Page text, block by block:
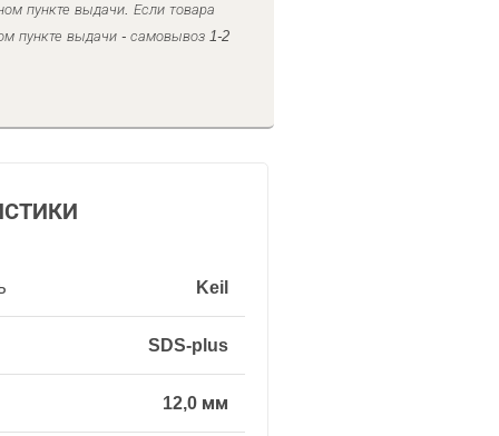
пункте выдачи. Если товара
пункте выдачи - самовывоз 1-2
Keil
SDS-plus
12,0 мм